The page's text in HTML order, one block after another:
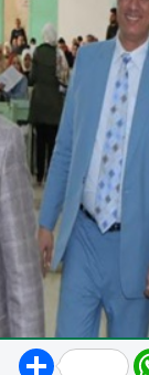
Share